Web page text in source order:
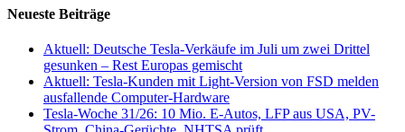
Neueste Beiträge
Aktuell: Deutsche Tesla-Verkäufe im Juli um zwei Drittel
gesunken – Rest Europas gemischt
Aktuell: Tesla-Kunden mit Light-Version von FSD melden
ausfallende Computer-Hardware
Tesla-Woche 31/26: 10 Mio. E-Autos, LFP aus USA, PV-